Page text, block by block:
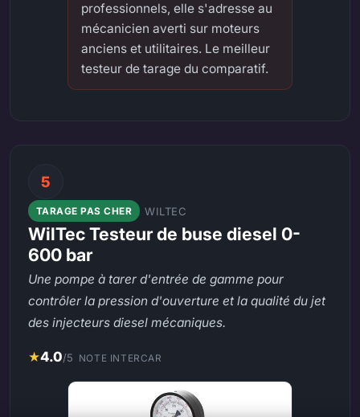
professionnels, elle s'adresse au
mécanicien averti sur moteurs
anciens et utilitaires. Le meilleur
testeur de tarage du comparatif.
5
TARAGE PAS CHER WILTEC
WilTec Testeur de buse diesel 0-
600 bar
Une pompe à tarer d'entrée de gamme pour
contrôler la pression d'ouverture et la qualité du jet
des injecteurs diesel mécaniques.
★4.0/5 NOTE INTERCAR